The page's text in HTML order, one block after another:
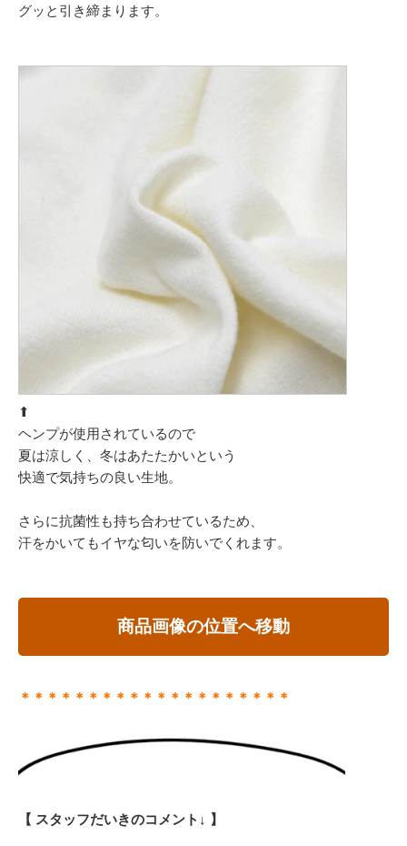
グッと引き締まります。
⬆︎
ヘンプが使用されているので
夏は涼しく、冬はあたたかいという
快適で気持ちの良い生地。
さらに抗菌性も持ち合わせているため、
汗をかいてもイヤな匂いを防いでくれます。
商品画像の位置へ移動
＊＊＊＊＊＊＊＊＊＊＊＊＊＊＊＊＊＊＊＊
【 スタッフだいきのコメント↓ 】